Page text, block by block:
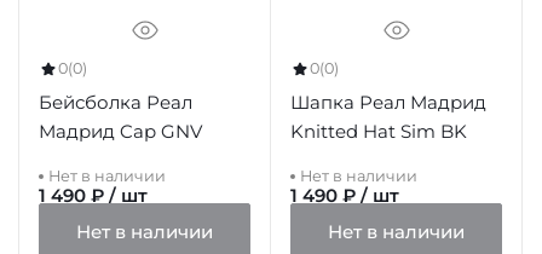
0(0)
Бейсболка Реал
Мадрид Cap GNV
Нет в наличии
1 490 ₽ / шт
Нет в наличии
0(0)
Шапка Реал Мадрид
Knitted Hat Sim BK
Нет в наличии
1 490 ₽ / шт
Нет в наличии